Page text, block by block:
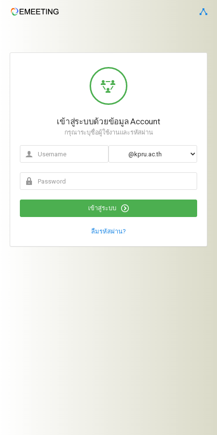
เข้าสู่ระบบด้วยข้อมูล Account
กรุณาระบุชื่อผู้ใช้งานและรหัสผ่าน
เข้าสู่ระบบ
ลืมรหัสผ่าน?